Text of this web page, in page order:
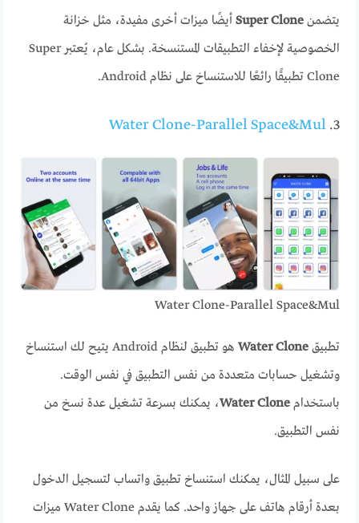
يتضمنSuper Clone أيضًا ميزات أخرى مفيدة، مثل خزانة
الخصوصية لإخفاء التطبيقات المستنسخة. بشكل عام، يُعتبر Super
Clone تطبيقًا رائعًا للاستنساخ على نظام Android.
3.
Water Clone-Parallel Space&Mul
Water Clone-Parallel Space&Mul
تطبيقWater Clone
هو تطبيق لنظام Android يتيح لك استنساخ
وتشغيل حسابات متعددة من نفس التطبيق في نفس الوقت.
باستخدامWater Clone، يمكنك بسرعة تشغيل عدة نسخ من
نفس التطبيق.
على سبيل المثال، يمكنك استنساخ تطبيق واتساب لتسجيل الدخول
بعدة أرقام هاتف على جهاز واحد. كما يقدم Water Clone ميزات